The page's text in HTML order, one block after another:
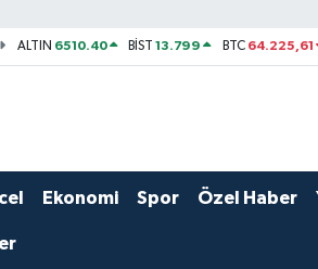
ALTIN 6510.40 BİST13.799 BTC 64.225,61
Ekonomi Spor Özel Haber